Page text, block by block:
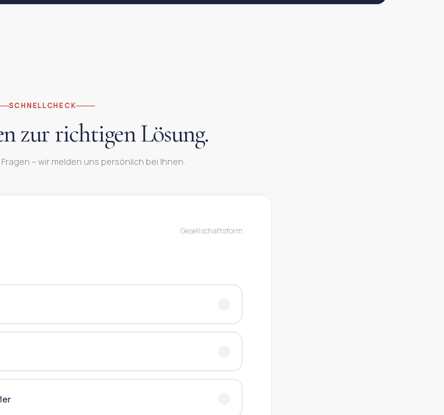
SCHNELLCHECK
zur richtigen Lösung.
– wir melden uns persönlich bei Ihnen.
Gesellschaftsform